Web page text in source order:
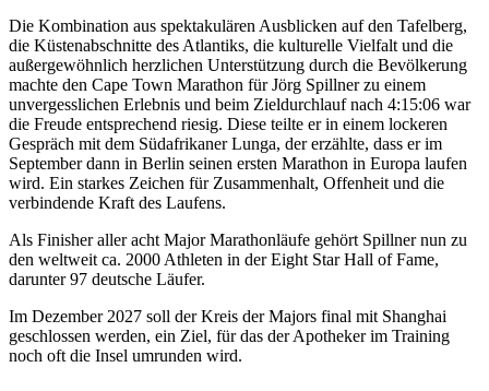
Die Kombination aus spektakulären Ausblicken auf den Tafelberg,
die Küstenabschnitte des Atlantiks, die kulturelle Vielfalt und die
außergewöhnlich herzlichen Unterstützung durch die Bevölkerung
machte den Cape Town Marathon für Jörg Spillner zu einem
unvergesslichen Erlebnis und beim Zieldurchlauf nach 4:15:06 war
die Freude entsprechend riesig. Diese teilte er in einem lockeren
Gespräch mit dem Südafrikaner Lunga, der erzählte, dass er im
September dann in Berlin seinen ersten Marathon in Europa laufen
wird. Ein starkes Zeichen für Zusammenhalt, Offenheit und die
verbindende Kraft des Laufens.
Als Finisher aller acht Major Marathonläufe gehört Spillner nun zu
den weltweit ca. 2000 Athleten in der Eight Star Hall of Fame,
darunter 97 deutsche Läufer.
Im Dezember 2027 soll der Kreis der Majors final mit Shanghai
geschlossen werden, ein Ziel, für das der Apotheker im Training
noch oft die Insel umrunden wird.